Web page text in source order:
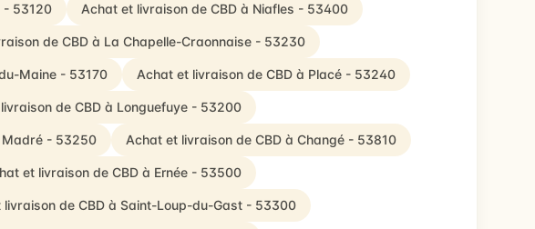
- 53120 Achat et livraison de CBD à Niafles - 53400
de CBD à La Chapelle-Craonnaise - 53230
Maine - 53170 Achat et livraison de CBD à Placé - 53240
de CBD à Longuefuye - 53200
Madré - 53250 Achat et livraison de CBD à Changé - 53810
et livraison de CBD à Ernée - 53500
livraison de CBD à Saint-Loup-du-Gast - 53300